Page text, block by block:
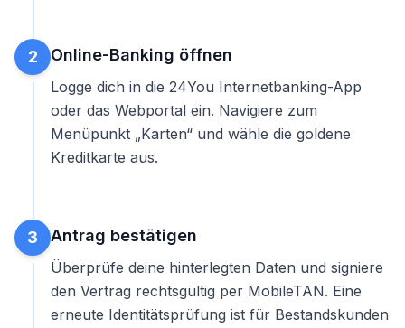
2 Online-Banking öffnen
Logge dich in die 24You Internetbanking-App
oder das Webportal ein. Navigiere zum
Menüpunkt „Karten“ und wähle die goldene
Kreditkarte aus.
3 Antrag bestätigen
Überprüfe deine hinterlegten Daten und signiere
den Vertrag rechtsgültig per MobileTAN. Eine
erneute Identitätsprüfung ist für Bestandskunden